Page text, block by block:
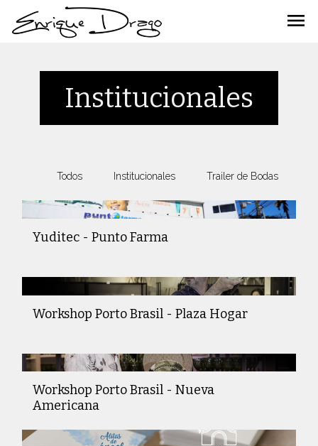
menu
Institucionales
Todos Institucionales Trailer de Bodas
Yuditec - Punto Farma
Workshop Porto Brasil - Plaza Hogar
Workshop Porto Brasil - Nueva
Americana